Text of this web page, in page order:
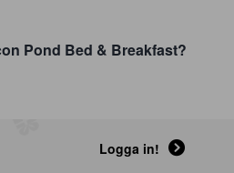
Pond Bed & Breakfast?
Logga in!